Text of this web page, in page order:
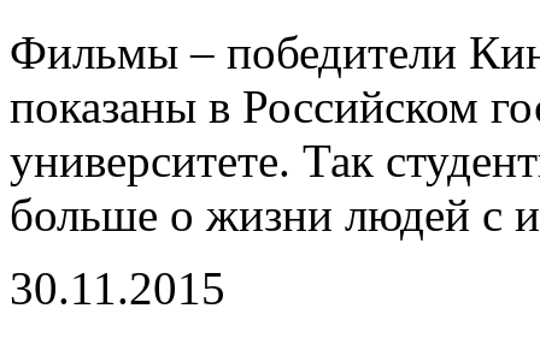
Фильмы – победители
показаны в Российском
университете. Так
больше о жизни людей с
30.11.2015